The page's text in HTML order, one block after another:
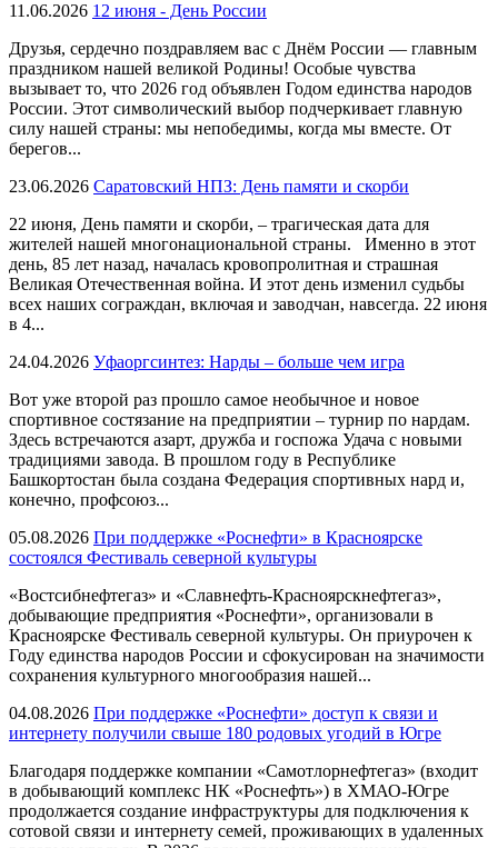
11.06.2026 12 июня - День России
Друзья, сердечно поздравляем вас с Днём России — главным
праздником нашей великой Родины! Особые чувства
вызывает то, что 2026 год объявлен Годом единства народов
России. Этот символический выбор подчеркивает главную
силу нашей страны: мы непобедимы, когда мы вместе. От
берегов...
23.06.2026 Саратовский НПЗ: День памяти и скорби
22 июня, День памяти и скорби, – трагическая дата для
жителей нашей многонациональной страны. Именно в этот
день, 85 лет назад, началась кровопролитная и страшная
Великая Отечественная война. И этот день изменил судьбы
всех наших сограждан, включая и заводчан, навсегда. 22 июня
в 4...
24.04.2026 Уфаоргсинтез: Нарды – больше чем игра
Вот уже второй раз прошло самое необычное и новое
спортивное состязание на предприятии – турнир по нардам.
Здесь встречаются азарт, дружба и госпожа Удача с новыми
традициями завода. В прошлом году в Республике
Башкортостан была создана Федерация спортивных нард и,
конечно, профсоюз...
05.08.2026 При поддержке «Роснефти» в Красноярске
состоялся Фестиваль северной культуры
«Востсибнефтегаз» и «Славнефть-Красноярскнефтегаз»,
добывающие предприятия «Роснефти», организовали в
Красноярске Фестиваль северной культуры. Он приурочен к
Году единства народов России и сфокусирован на значимости
сохранения культурного многообразия нашей...
04.08.2026 При поддержке «Роснефти» доступ к связи и
интернету получили свыше 180 родовых угодий в Югре
Благодаря поддержке компании «Самотлорнефтегаз» (входит
в добывающий комплекс НК «Роснефть») в ХМАО-Югре
продолжается создание инфраструктуры для подключения к
сотовой связи и интернету семей, проживающих в удаленных